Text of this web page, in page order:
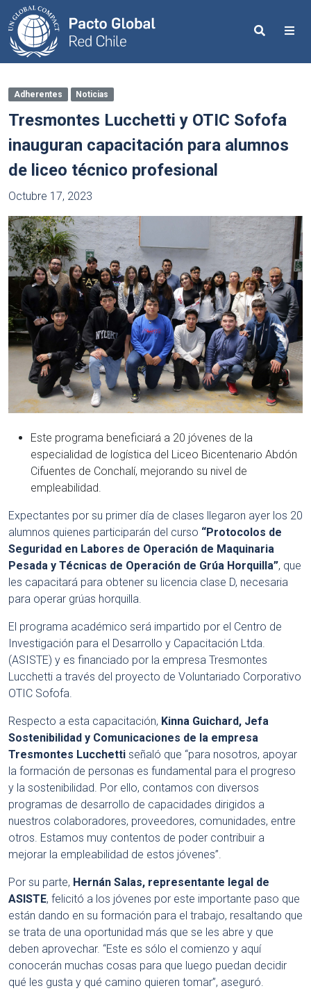
Search
Adherentes Noticias
Tresmontes Lucchetti y OTIC Sofofa
inauguran capacitación para alumnos
de liceo técnico profesional
Octubre 17, 2023
Este programa beneficiará a 20 jóvenes de la
especialidad de logística del Liceo Bicentenario Abdón
Cifuentes de Conchalí, mejorando su nivel de
empleabilidad.
Expectantes por su primer día de clases llegaron ayer los 20
alumnos quienes participarán del curso “Protocolos de
Seguridad en Labores de Operación de Maquinaria
Pesada y Técnicas de Operación de Grúa Horquilla”, que
les capacitará para obtener su licencia clase D, necesaria
para operar grúas horquilla.
El programa académico será impartido por el Centro de
Investigación para el Desarrollo y Capacitación Ltda.
(ASISTE) y es financiado por la empresa Tresmontes
Lucchetti a través del proyecto de Voluntariado Corporativo
OTIC Sofofa.
Respecto a esta capacitación, Kinna Guichard, Jefa
Sostenibilidad y Comunicaciones de la empresa
Tresmontes Lucchetti señaló que “para nosotros, apoyar
la formación de personas es fundamental para el progreso
y la sostenibilidad. Por ello, contamos con diversos
programas de desarrollo de capacidades dirigidos a
nuestros colaboradores, proveedores, comunidades, entre
otros. Estamos muy contentos de poder contribuir a
mejorar la empleabilidad de estos jóvenes”.
Por su parte, Hernán Salas, representante legal de
ASISTE, felicitó a los jóvenes por este importante paso que
están dando en su formación para el trabajo, resaltando que
se trata de una oportunidad más que se les abre y que
deben aprovechar. “Este es sólo el comienzo y aquí
conocerán muchas cosas para que luego puedan decidir
qué les gusta y qué camino quieren tomar”, aseguró.